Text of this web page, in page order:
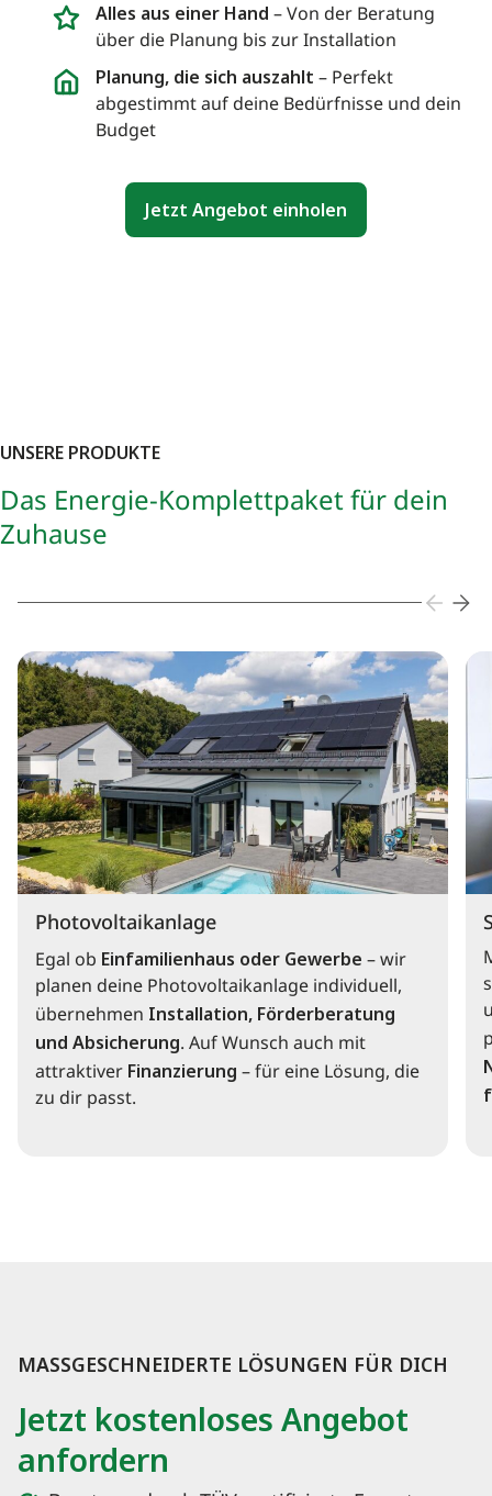
Alles aus einer Hand – Von der Beratung
über die Planung bis zur Installation
Planung, die sich auszahlt – Perfekt
abgestimmt auf deine Bedürfnisse und dein
Budget
Jetzt Angebot einholen
UNSERE PRODUKTE
Das Energie-Komplettpaket für dein
Zuhause
Photovoltaikanlage
Egal ob Einfamilienhaus oder Gewerbe – wir
planen deine Photovoltaikanlage individuell,
übernehmen Installation, Förderberatung
und Absicherung. Auf Wunsch auch mit
attraktiver Finanzierung – für eine Lösung, die
zu dir passt.
MASSGESCHNEIDERTE LÖSUNGEN FÜR DICH
Jetzt kostenloses Angebot
anfordern